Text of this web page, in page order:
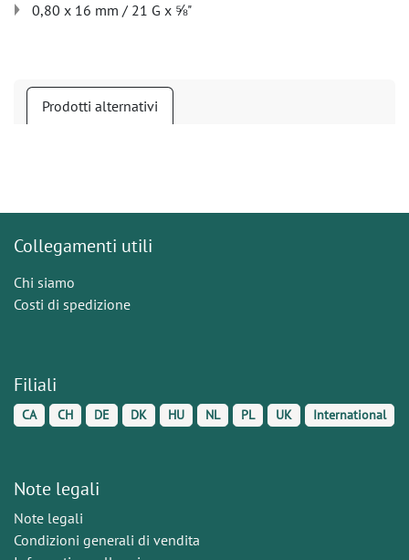
0,80 x 16 mm / 21 G x ⅝"
Prodotti alternativi
Collegamenti utili
Chi siamo
Costi di spedizione
Filiali
CA CH DE DK HU NL PL UK International
Note legali
Note legali
Condizioni generali di vendita